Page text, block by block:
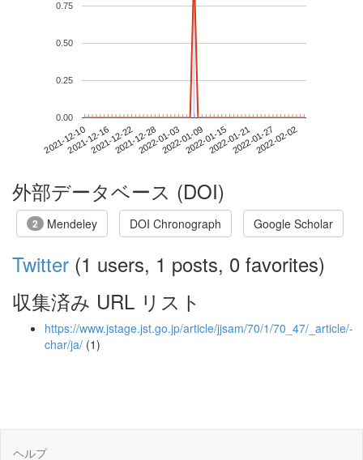
2021-12-102021-12-162021-12-222021-12-282022-01-032022-01-092022-01-152022-01-212022-01-272022-02-02
0.00
0.25
0.50
0.75
外部データベース (DOI)
2 Mendeley DOI Chronograph Google Scholar
Twitter (1 users, 1 posts, 0 favorites)
収集済み URL リスト
https://www.jstage.jst.go.jp/article/jjsam/70/1/70_47/_article/-
char/ja/ (1)
ヘルプ